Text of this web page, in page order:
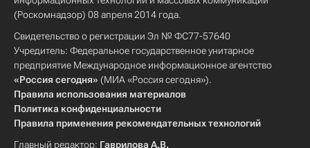
(Роскомнадзор) 08 апреля 2014 года.
Свидетельство о регистрации Эл № ФС77-57640
Учредитель: Федеральное государственное унитарное
предприятие Международное информационное агентство
«Россия сегодня» (МИА «Россия сегодня»).
Правила использования материалов
Политика конфиденциальности
Правила применения рекомендательных технологий
Главный редактор: Гаврилова А.В.